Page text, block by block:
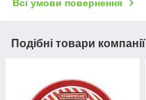
Всі умови повернення
Подібні товари компанії